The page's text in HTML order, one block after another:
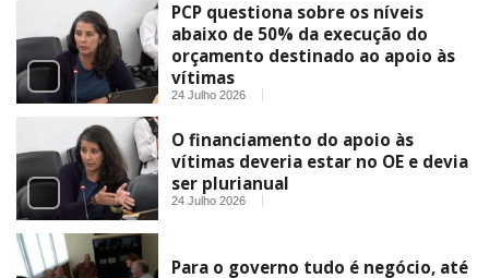
PCP questiona sobre os níveis
abaixo de 50% da execução do
orçamento destinado ao apoio às
vítimas
24 Julho 2026
O financiamento do apoio às
vítimas deveria estar no OE e devia
ser plurianual
24 Julho 2026
Para o governo tudo é negócio, até